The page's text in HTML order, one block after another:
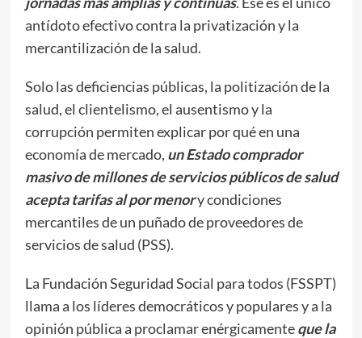
antídoto efectivo contra la privatización y la
mercantilización de la salud.
Solo las deficiencias públicas, la politización de la
salud, el clientelismo, el ausentismo y la
corrupción permiten explicar por qué en una
economía de mercado, un Estado comprador
masivo de millones de servicios públicos de salud
acepta tarifas al por menory condiciones
mercantiles de un puñado de proveedores de
servicios de salud (PSS).
La Fundación Seguridad Social para todos (FSSPT)
llama a los líderes democráticos y populares y a la
opinión pública a proclamar enérgicamenteque la